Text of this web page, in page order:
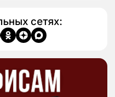
сетях: